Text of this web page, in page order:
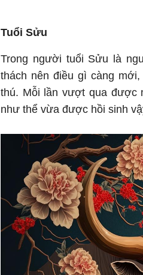
Tuổi Sửu
Trong người tuổi Sửu là
thách nên điều gì càng
thú. Mỗi lần vượt qua được
như thể vừa được hồi sinh